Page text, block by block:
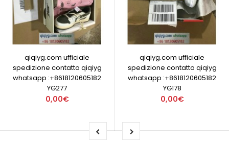
qiqiyg.com ufficiale
spedizione contatto qiqiyg
whatsapp :+8618120605182
YG277
0,00€
qiqiyg.com ufficiale
spedizione contatto qiqiyg
whatsapp :+8618120605182
YG178
0,00€